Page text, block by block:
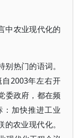
中农业现代化的
热门的语词。
2003年左右开
委政府，都在频
加快推进工业
农业现代化。